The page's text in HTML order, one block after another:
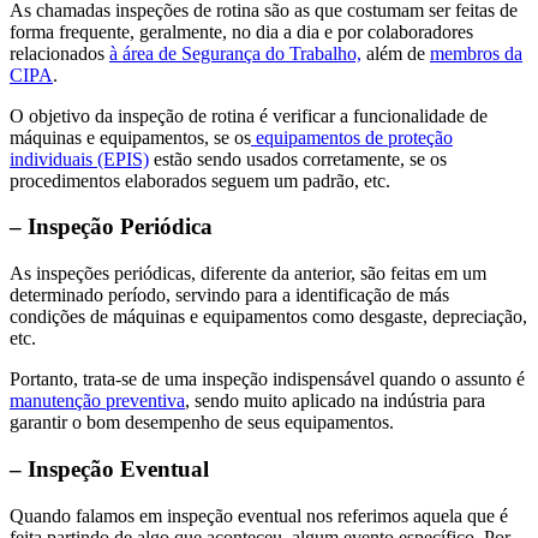
As chamadas inspeções de rotina são as que costumam ser feitas de
forma frequente, geralmente, no dia a dia e por colaboradores
relacionados à área de Segurança do Trabalho, além de membros da
CIPA.
O objetivo da inspeção de rotina é verificar a funcionalidade de
máquinas e equipamentos, se os equipamentos de proteção
individuais (EPIS) estão sendo usados corretamente, se os
procedimentos elaborados seguem um padrão, etc.
– Inspeção Periódica
As inspeções periódicas, diferente da anterior, são feitas em um
determinado período, servindo para a identificação de más
condições de máquinas e equipamentos como desgaste, depreciação,
etc.
Portanto, trata-se de uma inspeção indispensável quando o assunto é
manutenção preventiva, sendo muito aplicado na indústria para
garantir o bom desempenho de seus equipamentos.
– Inspeção Eventual
Quando falamos em inspeção eventual nos referimos aquela que é